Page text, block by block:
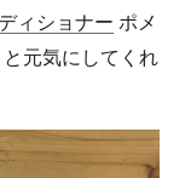
ィショナー ポメ
元気にしてくれ